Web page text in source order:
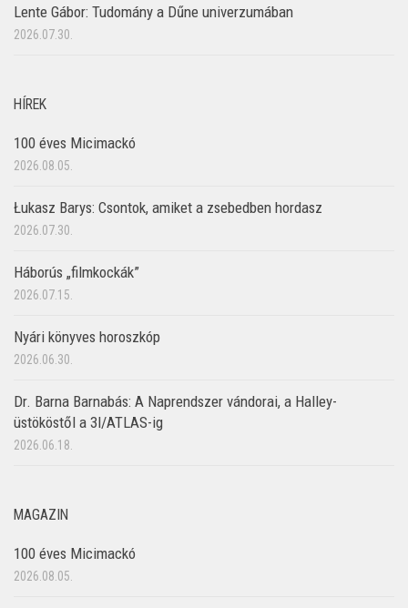
Lente Gábor: Tudomány a Dűne univerzumában
2026.07.30.
HÍREK
100 éves Micimackó
2026.08.05.
Łukasz Barys: Csontok, amiket a zsebedben hordasz
2026.07.30.
Háborús „filmkockák”
2026.07.15.
Nyári könyves horoszkóp
2026.06.30.
Dr. Barna Barnabás: A Naprendszer vándorai, a Halley-
üstököstől a 3I/ATLAS-ig
2026.06.18.
MAGAZIN
100 éves Micimackó
2026.08.05.